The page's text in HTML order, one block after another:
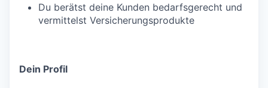
Du berätst deine Kunden bedarfsgerecht und
vermittelst Versicherungsprodukte
Dein Profil